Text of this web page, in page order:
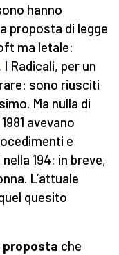
hanno
proposta di legge
ma letale:
I Radicali, per un
sono riusciti
Ma nulla di
avevano
e
194: in breve,
L’attuale
quesito
che